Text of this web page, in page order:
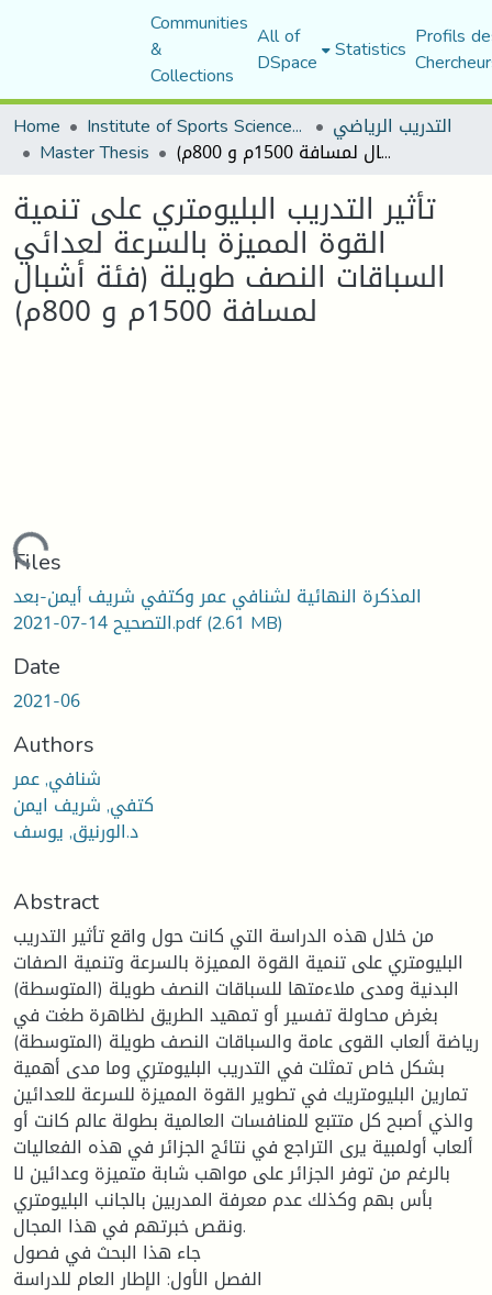
Communities
&
Collections
All of
DSpace Statistics Profils
Home
Institute of Sports Sciences and Techniques التدريب الرياضي
Master Thesis تأثير التدريب البليومتري على تنمية القوة المميزة بالسرعة لعدائي السباقات النصف طويلة (فئة أشبال لمسافة 1500م و 800م)
تأثير التدريب البليومتري على تنمية
القوة المميزة بالسرعة لعدائي
السباقات النصف طويلة (فئة أشبال
لمسافة 1500م و 800م)
Files
المذكرة النهائية لشنافي عمر وكتفي شريف أيمن-بعد
التصحيح 14-07-2021.pdf(2.61 MB)
Date
2021-06
Authors
شنافي, عمر
كتفي, شريف ايمن
د.الورنيق, يوسف
Abstract
من خلال هذه الدراسة التي كانت حول واقع تأثير التدريب
البليومتري على تنمية القوة المميزة بالسرعة وتنمية الصفات
البدنية ومدى ملاءمتها للسباقات النصف طويلة (المتوسطة)
بغرض محاولة تفسير أو تمهيد الطريق لظاهرة طغت في
رياضة ألعاب القوى عامة والسباقات النصف طويلة (المتوسطة)
بشكل خاص تمثلت في التدريب البليومتري وما مدى أهمية
تمارين البليومتريك في تطوير القوة المميزة للسرعة للعدائين
والذي أصبح كل متتبع للمنافسات العالمية بطولة عالم كانت أو
ألعاب أولمبية يرى التراجع في نتائج الجزائر في هذه الفعاليات
بالرغم من توفر الجزائر على مواهب شابة متميزة وعدائين لا
بأس بهم وكذلك عدم معرفة المدربين بالجانب البليومتري
ونقص خبرتهم في هذا المجال.
جاء هذا البحث في فصول
الفصل الأول: الإطار العام للدراسة